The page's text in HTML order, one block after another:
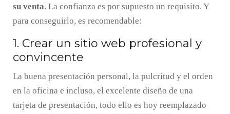
su venta. La confianza es por supuesto un requisito. Y
para conseguirlo, es recomendable:
1. Crear un sitio web profesional y
convincente
La buena presentación personal, la pulcritud y el orden
en la oficina e incluso, el excelente diseño de una
tarjeta de presentación, todo ello es hoy reemplazado